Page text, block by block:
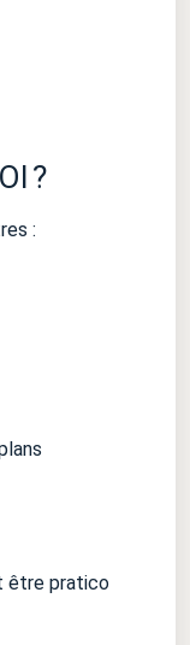
?
:
être pratico